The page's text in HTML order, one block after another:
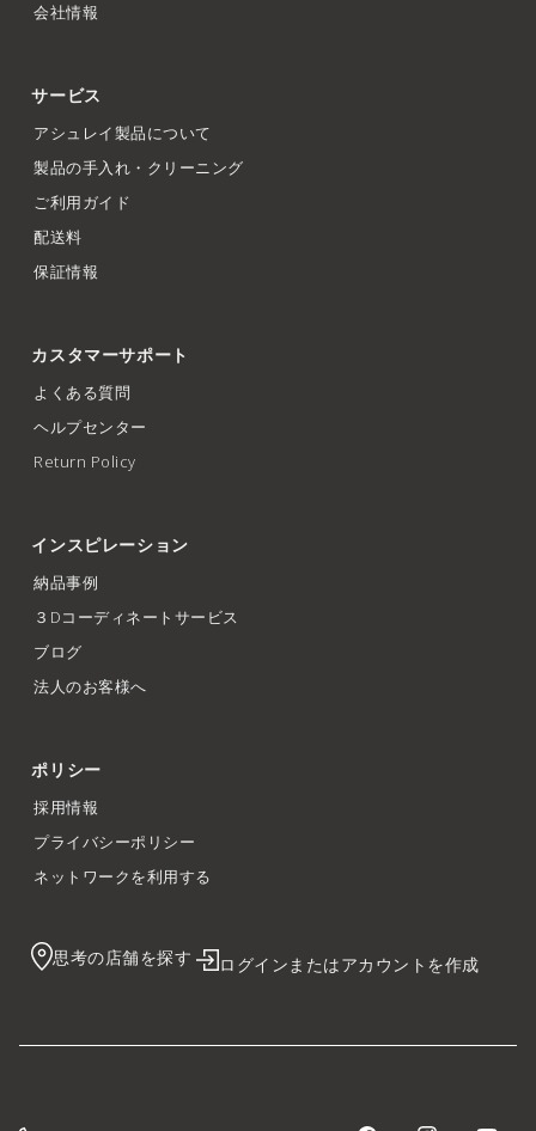
会社情報
サービス
アシュレイ製品について
製品の手入れ・クリーニング
ご利用ガイド
配送料
保証情報
カスタマーサポート
よくある質問
ヘルプセンター
Return Policy
インスピレーション
納品事例
３Dコーディネートサービス
ブログ
法人のお客様へ
ポリシー
採用情報
プライバシーポリシー
ネットワークを利用する
思考の店舗を探す ログインまたはアカウントを作成